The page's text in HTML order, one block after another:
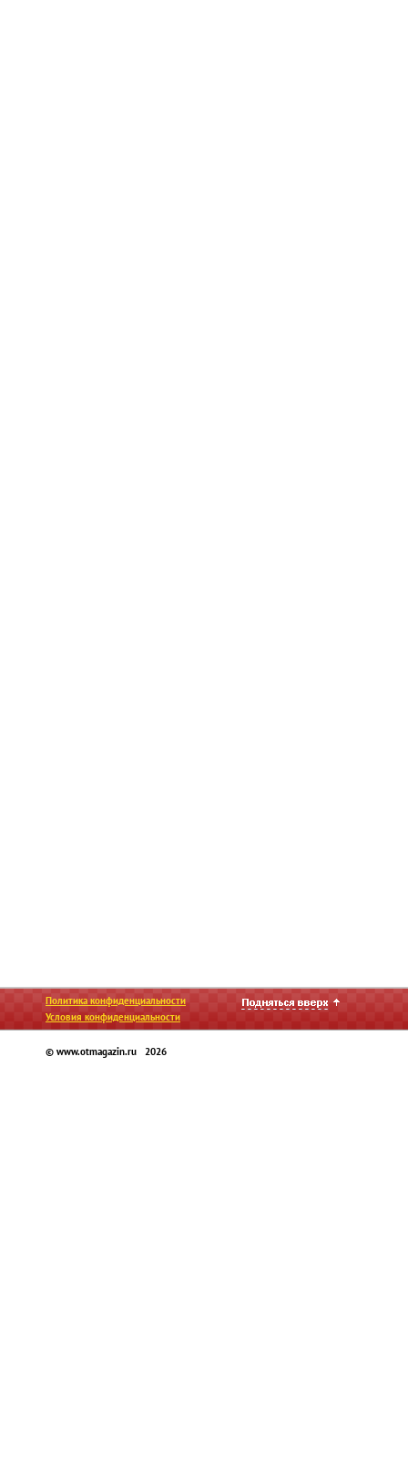
Политика конфиденциальности
Условия конфиденциальности
© www.otmagazin.ru 2026